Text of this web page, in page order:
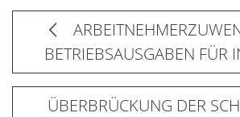
BETRIEBSAUSGABEN FÜR
ÜBERBRÜCKUNG DER